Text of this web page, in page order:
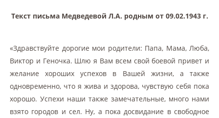
Текст письма Медведевой Л.А. родным от 09.02.1943 г.
«Здравствуйте дорогие мои родители: Папа, Мама, Люба,
Виктор и Геночка. Шлю я Вам всем свой боевой привет и
желание хороших успехов в Вашей жизни, а также
одновременно, что я жива и здорова, чувствую себя пока
хорошо. Успехи наши также замечательные, много нами
взято городов и сел. Ну, а пока досвидание в свободное